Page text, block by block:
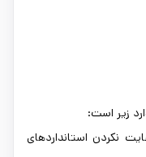
زیر است:
نکردن استانداردهای